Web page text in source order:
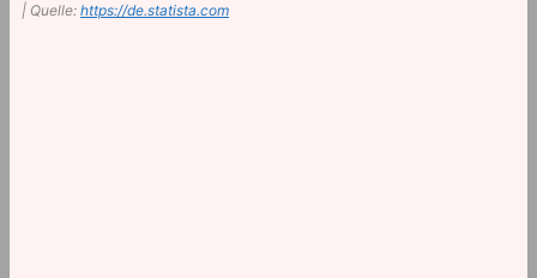
| Quelle: https://de.statista.com